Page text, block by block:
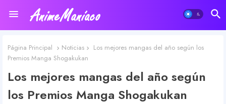
Página Principal Noticias
Los mejores mangas del año según los
Premios Manga Shogakukan
Los mejores mangas del año según
los Premios Manga Shogakukan